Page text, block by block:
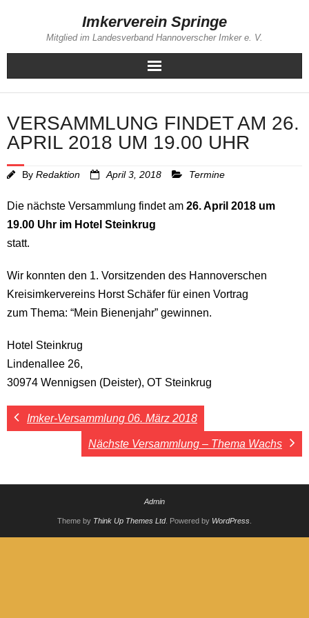
Imkerverein Springe
Mitglied im Landesverband Hannoverscher Imker e. V.
VERSAMMLUNG FINDET AM 26.
APRIL 2018 UM 19.00 UHR
By Redaktion April 3, 2018 Termine
Die nächste Versammlung findet am 26. April 2018 um
19.00 Uhr im Hotel Steinkrug
statt.
Wir konnten den 1. Vorsitzenden des Hannoverschen
Kreisimkervereins Horst Schäfer für einen Vortrag
zum Thema: “Mein Bienenjahr” gewinnen.
Hotel Steinkrug
Lindenallee 26,
30974 Wennigsen (Deister), OT Steinkrug
Imker-Versammlung 06. März 2018
Nächste Versammlung – Thema Wachs
Admin
Theme by Think Up Themes Ltd. Powered by WordPress